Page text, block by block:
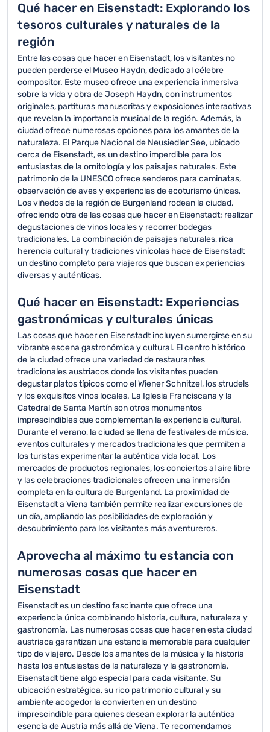
Qué hacer en Eisenstadt: Explorando los
tesoros culturales y naturales de la
región
Entre las cosas que hacer en Eisenstadt, los visitantes no
pueden perderse el Museo Haydn, dedicado al célebre
compositor. Este museo ofrece una experiencia inmersiva
sobre la vida y obra de Joseph Haydn, con instrumentos
originales, partituras manuscritas y exposiciones interactivas
que revelan la importancia musical de la región. Además, la
ciudad ofrece numerosas opciones para los amantes de la
naturaleza. El Parque Nacional de Neusiedler See, ubicado
cerca de Eisenstadt, es un destino imperdible para los
entusiastas de la ornitología y los paisajes naturales. Este
patrimonio de la UNESCO ofrece senderos para caminatas,
observación de aves y experiencias de ecoturismo únicas.
Los viñedos de la región de Burgenland rodean la ciudad,
ofreciendo otra de las cosas que hacer en Eisenstadt: realizar
degustaciones de vinos locales y recorrer bodegas
tradicionales. La combinación de paisajes naturales, rica
herencia cultural y tradiciones vinícolas hace de Eisenstadt
un destino completo para viajeros que buscan experiencias
diversas y auténticas.
Qué hacer en Eisenstadt: Experiencias
gastronómicas y culturales únicas
Las cosas que hacer en Eisenstadt incluyen sumergirse en su
vibrante escena gastronómica y cultural. El centro histórico
de la ciudad ofrece una variedad de restaurantes
tradicionales austriacos donde los visitantes pueden
degustar platos típicos como el Wiener Schnitzel, los strudels
y los exquisitos vinos locales. La Iglesia Franciscana y la
Catedral de Santa Martín son otros monumentos
imprescindibles que complementan la experiencia cultural.
Durante el verano, la ciudad se llena de festivales de música,
eventos culturales y mercados tradicionales que permiten a
los turistas experimentar la auténtica vida local. Los
mercados de productos regionales, los conciertos al aire libre
y las celebraciones tradicionales ofrecen una inmersión
completa en la cultura de Burgenland. La proximidad de
Eisenstadt a Viena también permite realizar excursiones de
un día, ampliando las posibilidades de exploración y
descubrimiento para los visitantes más aventureros.
Aprovecha al máximo tu estancia con
numerosas cosas que hacer en
Eisenstadt
Eisenstadt es un destino fascinante que ofrece una
experiencia única combinando historia, cultura, naturaleza y
gastronomía. Las numerosas cosas que hacer en esta ciudad
austriaca garantizan una estancia memorable para cualquier
tipo de viajero. Desde los amantes de la música y la historia
hasta los entusiastas de la naturaleza y la gastronomía,
Eisenstadt tiene algo especial para cada visitante. Su
ubicación estratégica, su rico patrimonio cultural y su
ambiente acogedor la convierten en un destino
imprescindible para quienes desean explorar la auténtica
esencia de Austria más allá de Viena. Te recomendamos